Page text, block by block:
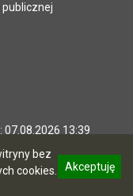
bez
cookies.
Akceptuję
07.08.2026 13:39
w Bydgoszczy